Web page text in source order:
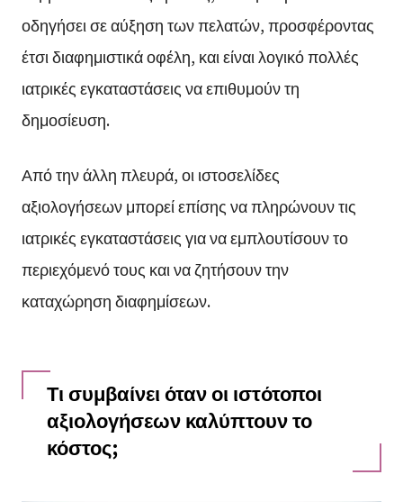
οδηγήσει σε αύξηση των πελατών, προσφέροντας
έτσι διαφημιστικά οφέλη, και είναι λογικό πολλές
ιατρικές εγκαταστάσεις να επιθυμούν τη
δημοσίευση.
Από την άλλη πλευρά, οι ιστοσελίδες
αξιολογήσεων μπορεί επίσης να πληρώνουν τις
ιατρικές εγκαταστάσεις για να εμπλουτίσουν το
περιεχόμενό τους και να ζητήσουν την
καταχώρηση διαφημίσεων.
Τι συμβαίνει όταν οι ιστότοποι
αξιολογήσεων καλύπτουν το
κόστος;